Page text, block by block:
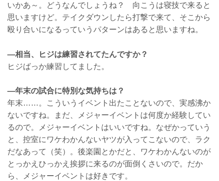
いかあ～。どうなんでしょうね？ 向こうは寝技で来ると
思いますけど。テイクダウンしたら打撃で来て、そこから
殴り合いになるっていうパターンはあると思いますね。
—相当、ヒジは練習されてたんですか？
ヒジばっか練習してました。
—年末の試合に特別な気持ちは？
年末……。こういうイベント出たことないので、実感沸か
ないですね。まだ、メジャーイベントは何度か経験してい
るので。メジャーイベントはいいですね。なぜかっていう
と、控室にワケわかんないヤツが入ってこないので、ラク
だなあって（笑）。後楽園とかだと、ワケわかんないのが
とっかえひっかえ挨拶に来るのが面倒くさいので。だか
ら、メジャーイベントは好きです。